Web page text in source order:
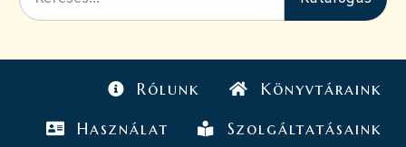
Rólunk Könyvtáraink
Használat Szolgáltatásaink